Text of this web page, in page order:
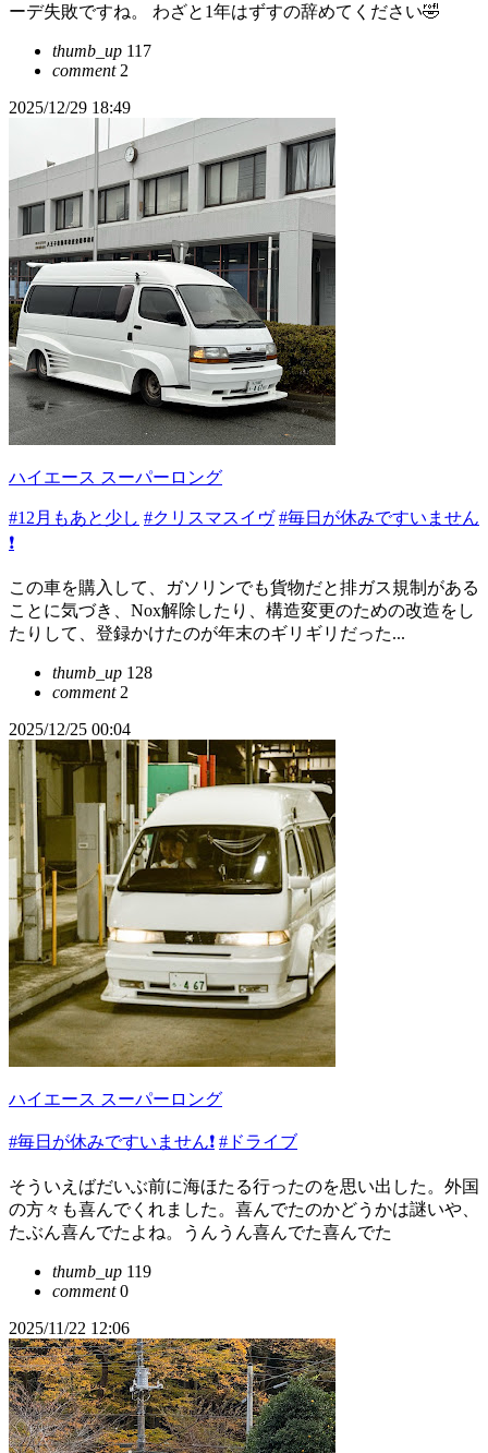
ーデ失敗ですね。 わざと1年はずすの辞めてください🤣
thumb_up 117
comment2
2025/12/29 18:49
ハイエース スーパーロング
#12月もあと少し #クリスマスイヴ #毎日が休みですいません
❗️
この車を購入して、ガソリンでも貨物だと排ガス規制がある
ことに気づき、Nox解除したり、構造変更のための改造をし
たりして、登録かけたのが年末のギリギリだった...
thumb_up 128
comment2
2025/12/25 00:04
ハイエース スーパーロング
#毎日が休みですいません❗️ #ドライブ
そういえばだいぶ前に海ほたる行ったのを思い出した。外国
の方々も喜んでくれました。喜んでたのかどうかは謎いや、
たぶん喜んでたよね。うんうん喜んでた喜んでた
thumb_up 119
comment0
2025/11/22 12:06